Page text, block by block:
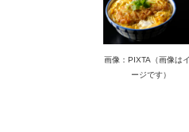
ITエンジニ
画像：PIXTA（画像は
ージです）